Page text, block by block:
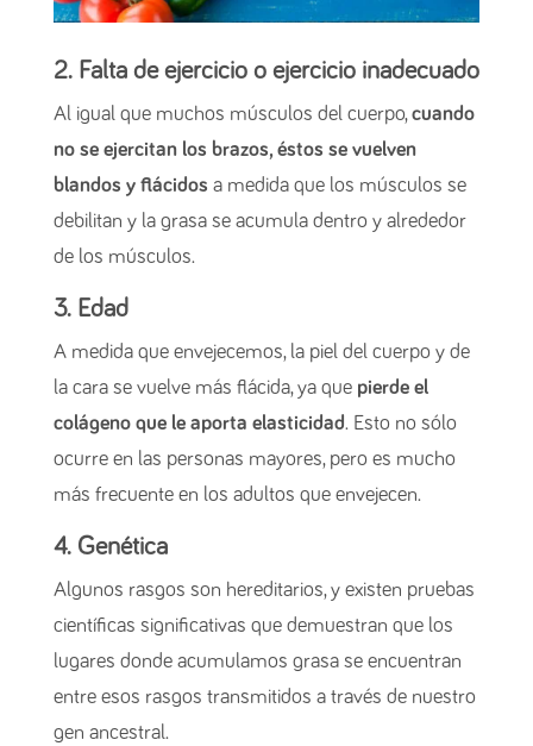
2. Falta de ejercicio o ejercicio inadecuado
Al igual que muchos músculos del cuerpo,cuando
no se ejercitan los brazos, éstos se vuelven
blandos y flácidos a medida que los músculos se
debilitan y la grasa se acumula dentro y alrededor
de los músculos.
3. Edad
A medida que envejecemos, la piel del cuerpo y de
la cara se vuelve más flácida, ya que pierde el
colágeno que le aporta elasticidad. Esto no sólo
ocurre en las personas mayores, pero es mucho
más frecuente en los adultos que envejecen.
4. Genética
Algunos rasgos son hereditarios, y existen pruebas
científicas significativas que demuestran que los
lugares donde acumulamos grasa se encuentran
entre esos rasgos transmitidos a través de nuestro
gen ancestral.